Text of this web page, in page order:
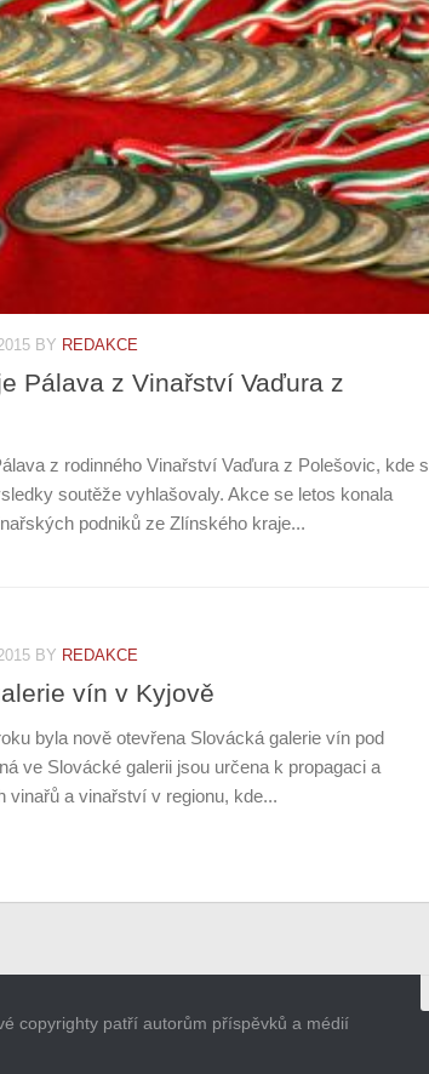
BY REDAKCE
Pálava z Vinařství Vaďura z
z rodinného Vinařství Vaďura z Polešovic, kde
soutěže vyhlašovaly. Akce se letos konala
podniků ze Zlínského kraje...
BY REDAKCE
vín v Kyjově
byla nově otevřena Slovácká galerie vín pod
ve Slovácké galerii jsou určena k propagaci a
vinařů a vinařství v regionu, kde...
copyrighty patří autorům příspěvků a médií